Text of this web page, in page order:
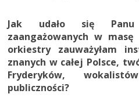
Jak udało się Panu
zaangażowanych w
orkiestry zauważyłam
znanych w całej Polsce,
Fryderyków,
publiczności?